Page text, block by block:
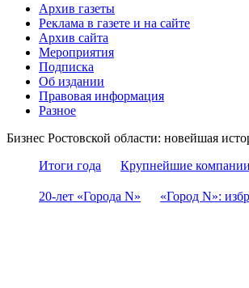
Архив газеты
Реклама в газете и на сайте
Архив сайта
Мероприятия
Подписка
Об издании
Правовая информация
Разное
Бизнес Ростовской области: новейшая
Итоги года
Крупнейшие компании
20-лет «Города N» «Город N»: